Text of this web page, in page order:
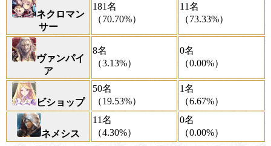
ネクロマン
サー
181名
（70.70%）
11名
（73.33%）
ヴァンパイ
ア
8名
（3.13%）
0名
（0.00%）
ビショップ
50名
（19.53%）
1名
（6.67%）
ネメシス
11名
（4.30%）
0名
（0.00%）